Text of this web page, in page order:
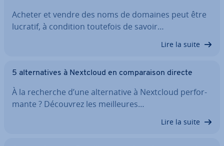
Acheter et vendre des noms de domaines peut être
lucratif, à condition toutefois de savoir…
Lire la suite
5 al­ter­na­tives à Nextcloud en com­pa­rai­son directe
À la recherche d’une al­ter­na­tive à Nextcloud per­for­
mante ? Découvrez les meil­leures…
Lire la suite